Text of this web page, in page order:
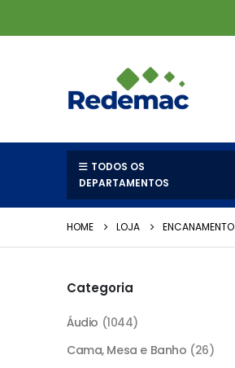
TODOS OS
DEPARTAMENTOS
HOME LOJA ENCANAMENTO
Categoria
Áudio (1044)
Cama, Mesa e Banho (26)